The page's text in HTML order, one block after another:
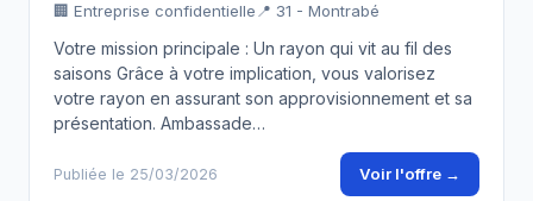
🏢 Entreprise confidentielle 📍 31 - Montrabé
Votre mission principale : Un rayon qui vit au fil des
saisons Grâce à votre implication, vous valorisez
votre rayon en assurant son approvisionnement et sa
présentation. Ambassade…
Publiée le 25/03/2026 Voir l'offre →